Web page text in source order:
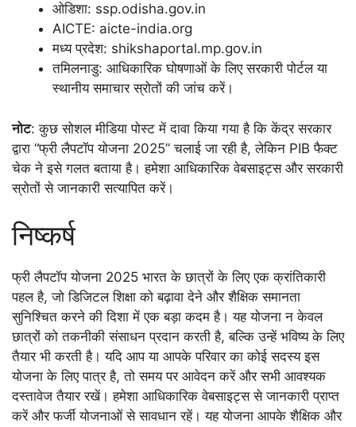
ओडिशा: ssp.odisha.gov.in
AICTE: aicte-india.org
मध्य प्रदेश: shikshaportal.mp.gov.in
तमिलनाडु: आधिकारिक घोषणाओं के लिए सरकारी पोर्टल या
स्थानीय समाचार स्रोतों की जांच करें।
नोट: कुछ सोशल मीडिया पोस्ट में दावा किया गया है कि केंद्र सरकार
द्वारा “फ्री लैपटॉप योजना 2025” चलाई जा रही है, लेकिन PIB फैक्ट
चेक ने इसे गलत बताया है। हमेशा आधिकारिक वेबसाइट्स और सरकारी
स्रोतों से जानकारी सत्यापित करें।
निष्कर्ष
फ्री लैपटॉप योजना 2025 भारत के छात्रों के लिए एक क्रांतिकारी
पहल है, जो डिजिटल शिक्षा को बढ़ावा देने और शैक्षिक समानता
सुनिश्चित करने की दिशा में एक बड़ा कदम है। यह योजना न केवल
छात्रों को तकनीकी संसाधन प्रदान करती है, बल्कि उन्हें भविष्य के लिए
तैयार भी करती है। यदि आप या आपके परिवार का कोई सदस्य इस
योजना के लिए पात्र है, तो समय पर आवेदन करें और सभी आवश्यक
दस्तावेज तैयार रखें। हमेशा आधिकारिक वेबसाइट्स से जानकारी प्राप्त
करें और फर्जी योजनाओं से सावधान रहें। यह योजना आपके शैक्षिक और